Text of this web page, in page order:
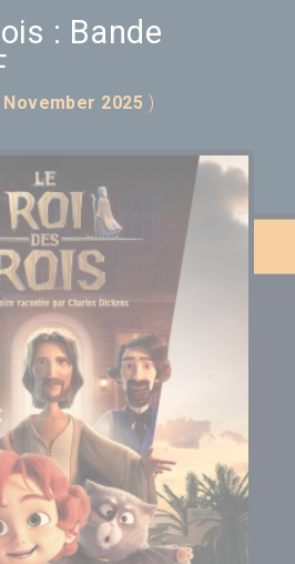
: Bande
November 2025 )